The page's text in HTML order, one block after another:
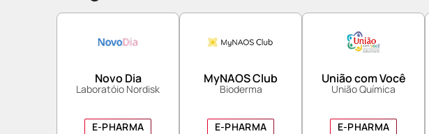
Novo Dia
Laboratóio Nordisk
E-PHARMA
MyNAOS Club
Bioderma
E-PHARMA
União com Você
União Química
E-PHARMA